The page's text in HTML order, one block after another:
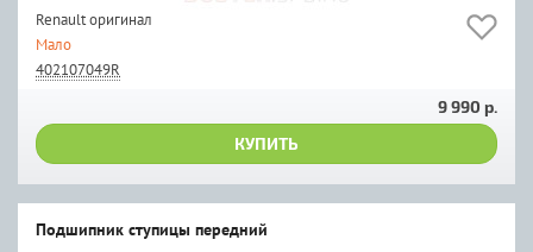
Renault оригинал
Мало
402107049R
9 990 р.
КУПИТЬ
Подшипник ступицы передний